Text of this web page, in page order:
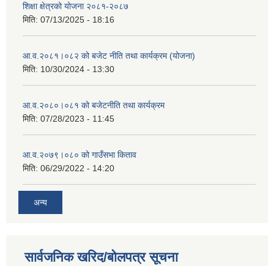
शिक्षा क्षेत्रको योजना २०८१-२०८७
मिति: 07/13/2025 - 18:16
आ.व.२०८१।०८२ को बजेट नीति तथा कार्यक्रम (योजना)
मिति: 10/30/2024 - 13:30
आ.व.२०८०।०८१ को बजेटनीति तथा कार्यक्रम
मिति: 07/28/2023 - 11:45
आ.व.२०७९।०८० को गाउँसभा किताव
मिति: 06/29/2022 - 14:20
अन्य
सार्वजनिक खरिद/बोलपत्र सूचना